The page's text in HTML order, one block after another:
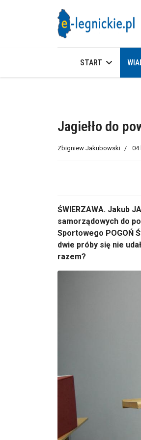
START
Jagiełło do
Zbigniew Jakubowski 04
ŚWIERZAWA. Jakub
samorządowych do
Sportowego POGOŃ
dwie próby się nie
razem?